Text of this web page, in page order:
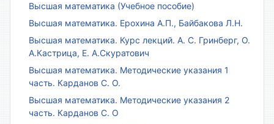
Высшая математика (Учебное пособие)
Высшая математика. Ерохина А.П., Байбакова Л.Н.
Высшая математика. Курс лекций. А. С. Гринберг, О.
А.Кастрица, Е. А.Скуратович
Высшая математика. Методические указания 1
часть. Карданов С. О.
Высшая математика. Методические указания 2
часть. Карданов С. О